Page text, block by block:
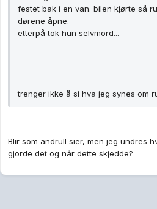
festet bak i en van. bilen kjørte så
dørene åpne.
etterpå tok hun selvmord...
trenger ikke å si hva jeg synes om
Blir som andrull sier, men jeg undres
gjorde det og når dette skjedde?